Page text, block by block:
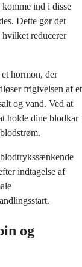
ind i disse
Dette gør det
hvilket reducerer
hormon, der
frigivelsen af et
og vand. Ved at
holde dine blodkar
indtagelse af
og